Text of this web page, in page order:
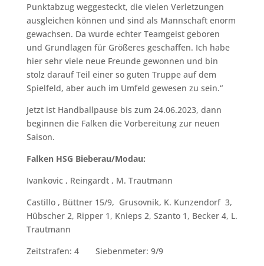
Punktabzug weggesteckt, die vielen Verletzungen
ausgleichen können und sind als Mannschaft enorm
gewachsen. Da wurde echter Teamgeist geboren
und Grundlagen für Größeres geschaffen. Ich habe
hier sehr viele neue Freunde gewonnen und bin
stolz darauf Teil einer so guten Truppe auf dem
Spielfeld, aber auch im Umfeld gewesen zu sein.“
Jetzt ist Handballpause bis zum 24.06.2023, dann
beginnen die Falken die Vorbereitung zur neuen
Saison.
Falken HSG Bieberau/Modau:
Ivankovic , Reingardt , M. Trautmann
Castillo , Büttner 15/9, Grusovnik, K. Kunzendorf 3,
Hübscher 2, Ripper 1, Knieps 2, Szanto 1, Becker 4, L.
Trautmann
Zeitstrafen: 4 Siebenmeter: 9/9